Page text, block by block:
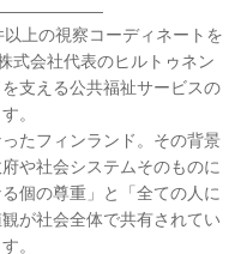
上の視察コーディネートを
式会社代表のヒルトゥネン
支える公共福祉サービスの
。
たフィンランド。その背景
や社会システムそのものに
個の尊重」と「全ての人に
が社会全体で共有されてい
。